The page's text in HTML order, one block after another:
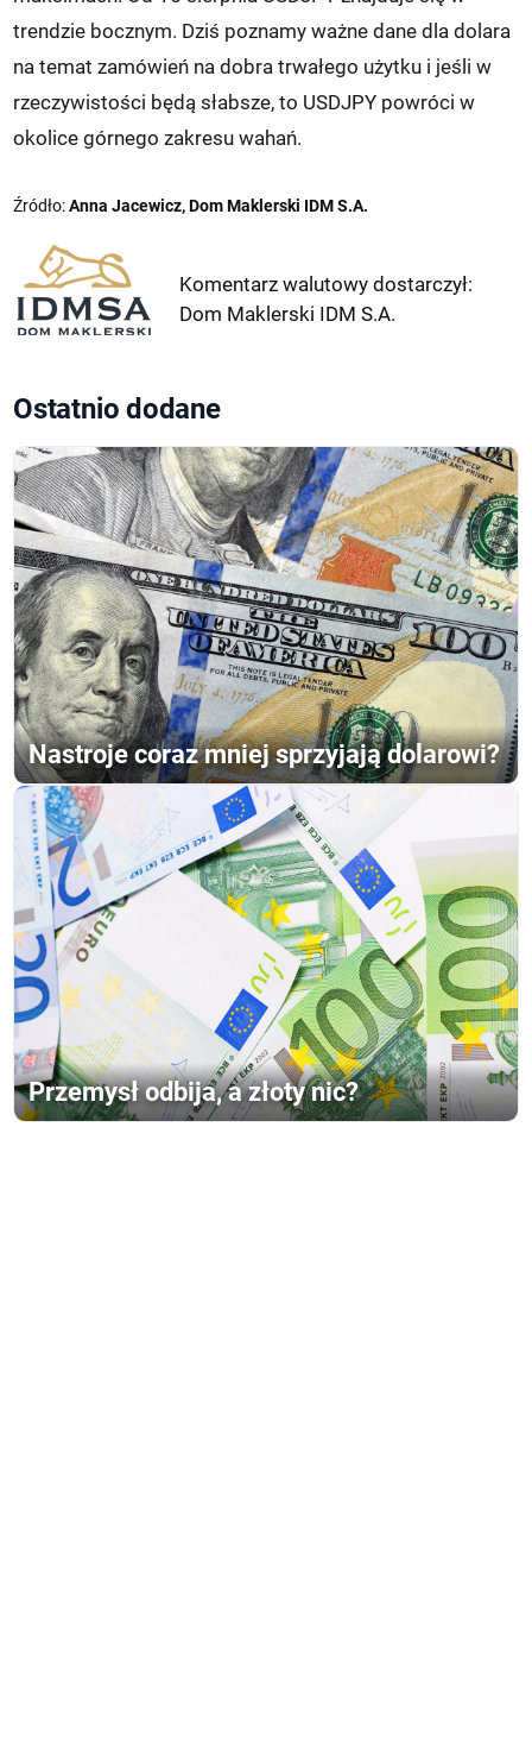
trendzie bocznym. Dziś poznamy ważne dane dla dolara
na temat zamówień na dobra trwałego użytku i jeśli w
rzeczywistości będą słabsze, to USDJPY powróci w
okolice górnego zakresu wahań.
Źródło:Anna Jacewicz, Dom Maklerski IDM S.A.
Komentarz walutowy dostarczył:
Dom Maklerski IDM S.A.
Ostatnio dodane
Nastroje coraz mniej sprzyjają dolarowi?
Przemysł odbija, a złoty nic?